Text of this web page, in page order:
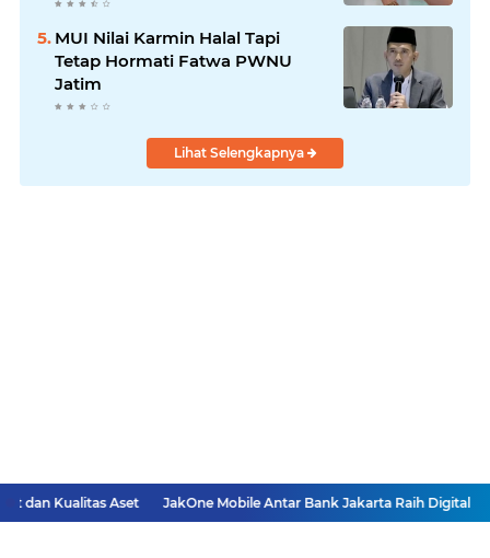
MUI Nilai Karmin Halal Tapi
Tetap Hormati Fatwa PWNU
Jatim
Lihat Selengkapnya
dan Kualitas Aset JakOne Mobile Antar Bank Jakarta Raih Digital